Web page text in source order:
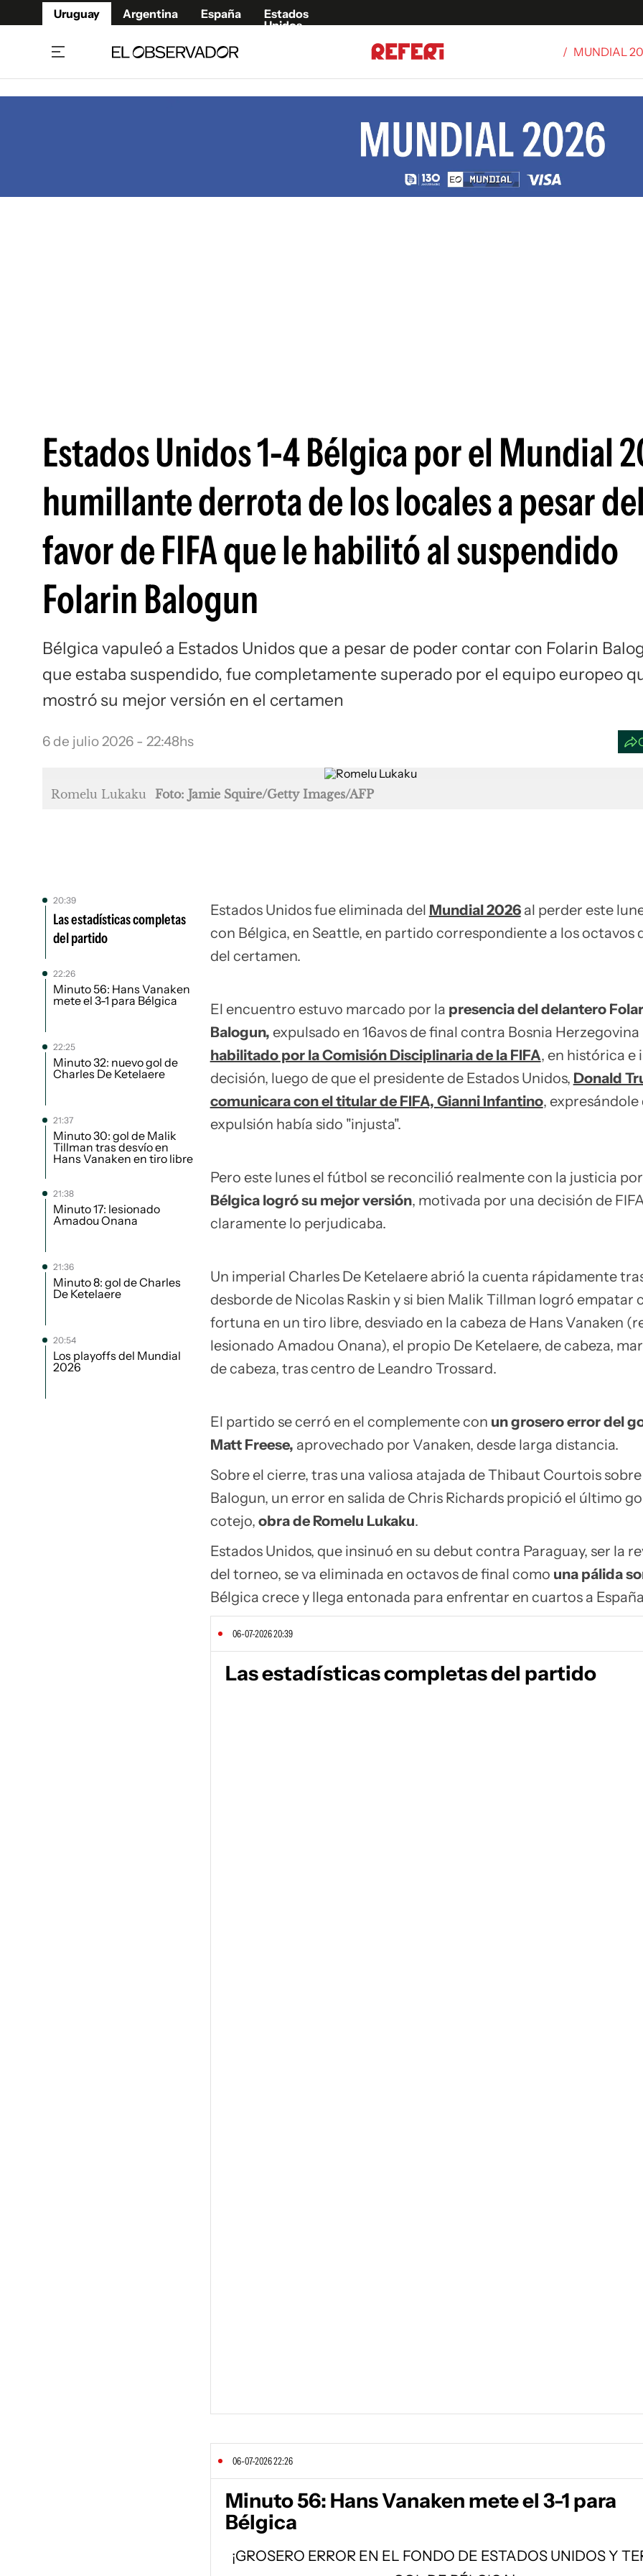
Uruguay Argentina España
Estados
Unidos
Fútbol internacional
Polideportivo
/ MUNDIAL
Estados Unidos 1-4 Bélgica por el Mundial
humillante derrota de los locales a pesar del
favor de FIFA que le habilitó al suspendido
Folarin Balogun
Bélgica vapuleó a Estados Unidos que a pesar de poder contar con Folarin
que estaba suspendido, fue completamente superado por el equipo europeo
mostró su mejor versión en el certamen
6 de julio 2026 - 22:48hs
Romelu Lukaku Foto: Jamie Squire/Getty Images/AFP
20:39
Las estadísticas completas
del partido
22:26
Minuto 56: Hans Vanaken
mete el 3-1 para Bélgica
22:25
Minuto 32: nuevo gol de
Charles De Ketelaere
21:37
Minuto 30: gol de Malik
Tillman tras desvío en
Hans Vanaken en tiro libre
21:38
Minuto 17: lesionado
Amadou Onana
21:36
Minuto 8: gol de Charles
De Ketelaere
20:54
Los playoffs del Mundial
2026
Estados Unidos fue eliminada del Mundial 2026al perder este
con Bélgica, en Seattle, en partido correspondiente a los octavos
del certamen.
El encuentro estuvo marcado por la presencia del delantero
Balogun, expulsado en 16avos de final contra Bosnia Herzegovina
habilitado por la Comisión Disciplinaria de la FIFA, en histórica e
decisión, luego de que el presidente de Estados Unidos, Donald
comunicara con el titular de FIFA, Gianni Infantino, expresándole
expulsión había sido "injusta".
Pero este lunes el fútbol se reconcilió realmente con la justicia
Bélgica logró su mejor versión, motivada por una decisión de
claramente lo perjudicaba.
Un imperial Charles De Ketelaere abrió la cuenta rápidamente
desborde de Nicolas Raskin y si bien Malik Tillman logró empatar
fortuna en un tiro libre, desviado en la cabeza de Hans Vanaken
lesionado Amadou Onana), el propio De Ketelaere, de cabeza,
de cabeza, tras centro de Leandro Trossard.
El partido se cerró en el complemente con un grosero error del
Matt Freese, aprovechado por Vanaken, desde larga distancia.
Sobre el cierre, tras una valiosa atajada de Thibaut Courtois sobre
Balogun, un error en salida de Chris Richards propició el último
cotejo, obra de Romelu Lukaku.
Estados Unidos, que insinuó en su debut contra Paraguay, ser la
del torneo, se va eliminada en octavos de final como una pálida
Bélgica crece y llega entonada para enfrentar en cuartos a
06-07-2026 20:39
Las estadísticas completas del partido
06-07-2026 22:26
Minuto 56: Hans Vanaken mete el 3-1 para
Bélgica
¡GROSERO ERROR EN EL FONDO DE ESTADOS UNIDOS Y